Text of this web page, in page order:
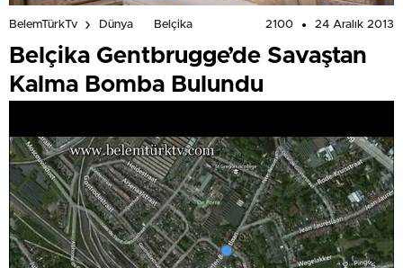
BelemTürkTv Dünya Belçika 2100 24 Aralık 2013
Belçika Gentbrugge’de Savaştan
Kalma Bomba Bulundu